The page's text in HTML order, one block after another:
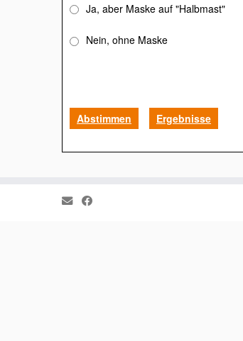
Ja, aber Maske auf "Halbmast"
Nein, ohne Maske
Abstimmen Ergebnisse